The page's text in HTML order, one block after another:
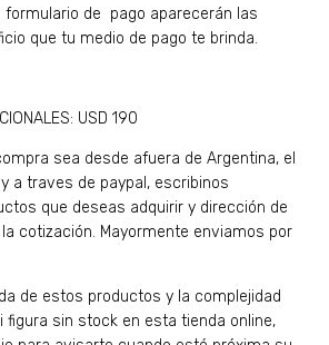
formulario de pago aparecerán las
que tu medio de pago te brinda.
USD 190
sea desde afuera de Argentina, el
a traves de paypal, escribinos
que deseas adquirir y dirección de
cotización. Mayormente enviamos por
de estos productos y la complejidad
figura sin stock en esta tienda online,